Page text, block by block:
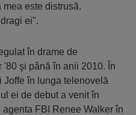
este distrusă.
ei".
în drame de
şi până în anii 2010. În
Joffe în lunga telenovelă
ei de debut a venit în
FBI Renee Walker în